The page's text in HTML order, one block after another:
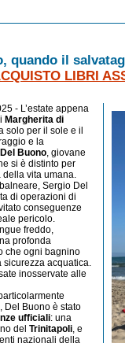
quando il
LIBRI
- L’estate appena
Margherita di
solo per il sole e il
e la
Buono, giovane
si è distinto per
della vita umana.
Sergio Del
di operazioni di
conseguenze
pericolo.
freddo,
profonda
che ogni bagnino
acquatica.
inosservate alle
Del Buono è stato
ufficiali: una
del Trinitapoli, e
nazionali della